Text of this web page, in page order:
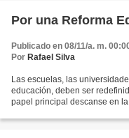
Por una Reforma
Publicado en 08/11/a. m.
Por Rafael Silva
Las escuelas, las
educación, deben ser
papel principal descanse en